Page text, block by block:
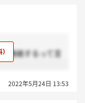
連絡するって言
2022年5月24日 13:53